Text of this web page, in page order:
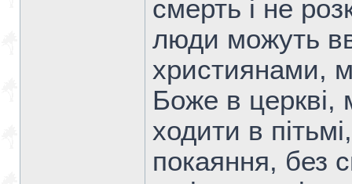
смерть і не
люди можуть
християнами,
Боже в церкві,
ходити в
покаяння, без